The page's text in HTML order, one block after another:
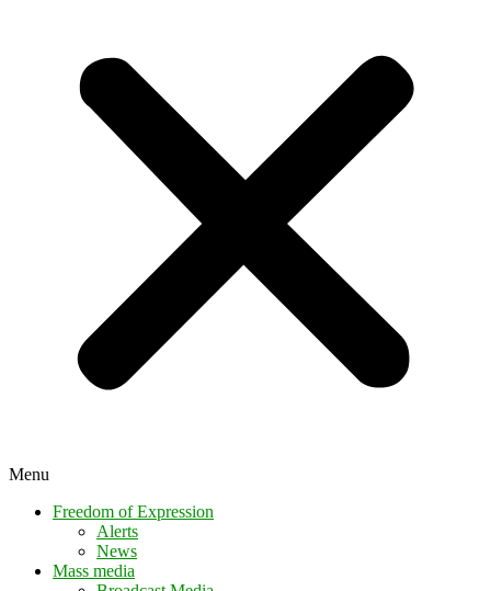
Menu
Freedom of Expression
Alerts
News
Mass media